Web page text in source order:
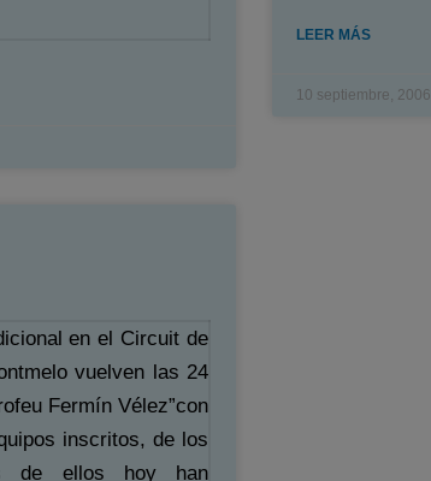
LEER MÁS
10 septiembre, 2006
en el Circuit de
vuelven las 24
Fermín Vélez”con
inscritos, de los
de ellos hoy han